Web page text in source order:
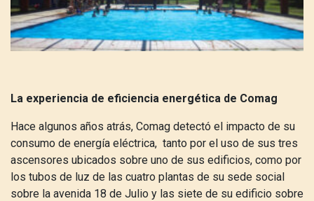
La experiencia de eficiencia energética de Comag
Hace algunos años atrás, Comag detectó el impacto de su
consumo de energía eléctrica, tanto por el uso de sus tres
ascensores ubicados sobre uno de sus edificios, como por
los tubos de luz de las cuatro plantas de su sede social
sobre la avenida 18 de Julio y las siete de su edificio sobre